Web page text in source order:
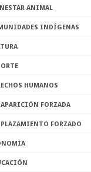
ANIMAL
INDÍGENAS
HUMANOS
FORZADA
FORZADO